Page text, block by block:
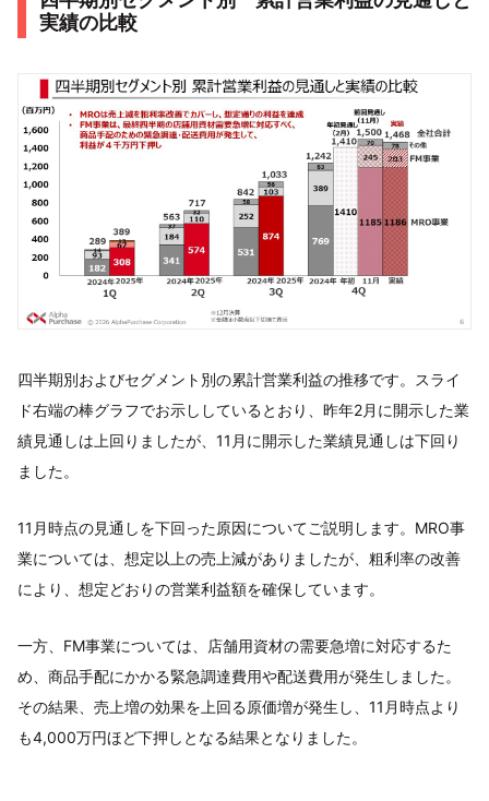
実績の比較
四半期別およびセグメント別の累計営業利益の推移です。スライ
ド右端の棒グラフでお示ししているとおり、昨年2月に開示した業
績見通しは上回りましたが、11月に開示した業績見通しは下回り
ました。
11月時点の見通しを下回った原因についてご説明します。MRO事
業については、想定以上の売上減がありましたが、粗利率の改善
により、想定どおりの営業利益額を確保しています。
一方、FM事業については、店舗用資材の需要急増に対応するた
め、商品手配にかかる緊急調達費用や配送費用が発生しました。
その結果、売上増の効果を上回る原価増が発生し、11月時点より
も4,000万円ほど下押しとなる結果となりました。